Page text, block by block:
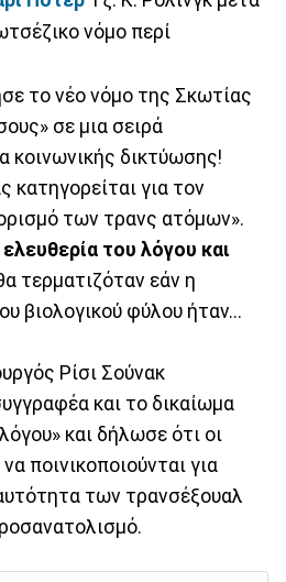
νόμο περί
το νέο νόμο της Σκωτίας
σε μια σειρά
κοινωνικής δικτύωσης!
για τον
των τρανς ατόμων».
ελευθερία του λόγου και
τερματιζόταν εάν η
βιολογικού φύλου ήταν...
Ρίσι Σούνακ
και το δικαίωμα
και δήλωσε ότι οι
ποινικοποιούνται για
των τρανσέξουαλ